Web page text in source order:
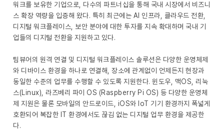
워크를 보유한 기업으로, 다수의 파트너십을 통해 국내 시장에서 비즈니
스 확장 역량을 입증해 왔다. 특히 최근에는 AI 인프라, 클라우드 전환,
디지털 워크플레이스, 보안 분야에 대한 투자를 지속 확대하며 국내 기
업들의 디지털 전환을 지원하고 있다.
팀뷰어의 원격 연결 및 디지털 워크플레이스 솔루션은 다양한 운영체제
와 디바이스 환경을 하나로 연결해, 장소에 관계없이 언제든지 현장과
동일한 수준의 업무를 수행할 수 있도록 지원한다. 윈도우, 맥OS, 리눅
스(Linux), 라즈베리 파이 OS (Raspberry Pi OS) 등 다양한 운영체
제 지원은 물론 모바일의 안드로이드, iOS와 IoT 기기 환경까지 폭넓게
호환되어 복잡한 IT 환경에서도 끊김 없는 디지털 업무 환경을 제공한
다.